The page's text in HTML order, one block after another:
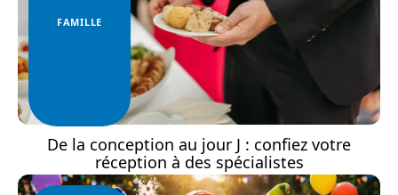
FAMILLE
De la conception au jour J : confiez votre
réception à des spécialistes